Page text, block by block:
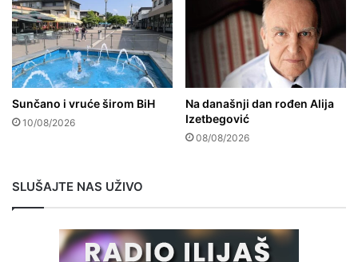
Sunčano i vruće širom BiH
10/08/2026
Na današnji dan rođen Alija
Izetbegović
08/08/2026
SLUŠAJTE NAS UŽIVO